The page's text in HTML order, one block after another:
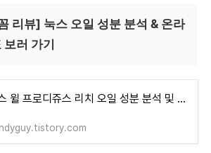
리뷰] 눅스 오일 성분 분석 & 온라
보러 가기
눅스 윌 프로디쥬스 리치 오일 성분 분석 및 부작용, 최저가 비교 (코스트코 vs 온라인)